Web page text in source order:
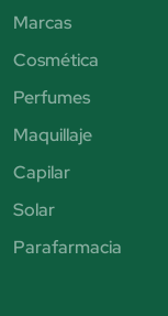
Marcas
Cosmética
Perfumes
Maquillaje
Capilar
Solar
Parafarmacia